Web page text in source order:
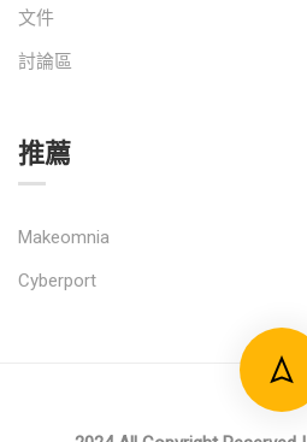
文件
討論區
推薦
Makeomnia
Cyberport